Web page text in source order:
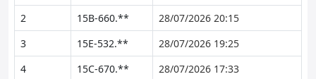
2
15B-660.**
28/07/2026 20:15
3
15E-532.**
28/07/2026 19:25
4
15C-670.**
28/07/2026 17:33